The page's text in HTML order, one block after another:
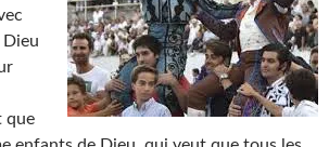
Dieu
que